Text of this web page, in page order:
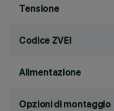
Tensione
Codice ZVEI
Alimentazione
Opzioni di montaggio